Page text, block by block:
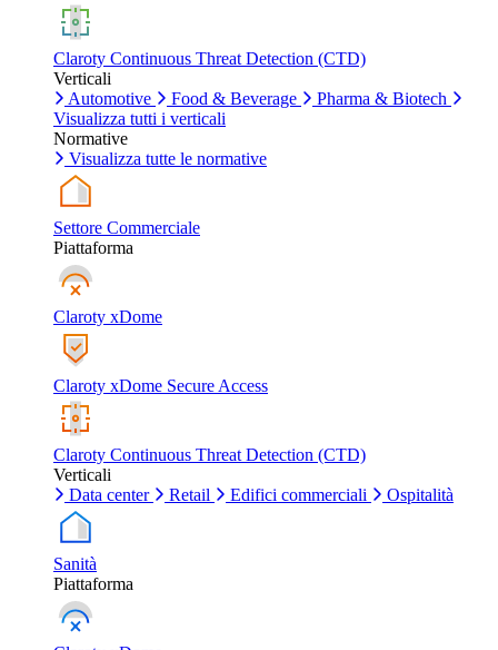
Claroty Continuous Threat Detection (CTD)
Verticali
Automotive
Food & Beverage
Pharma & Biotech
Visualizza tutti i verticali
Normative
Visualizza tutte le normative
Settore Commerciale
Piattaforma
Claroty xDome
Claroty xDome Secure Access
Claroty Continuous Threat Detection (CTD)
Verticali
Data center
Retail Edifici commerciali Ospitalità
Sanità
Piattaforma